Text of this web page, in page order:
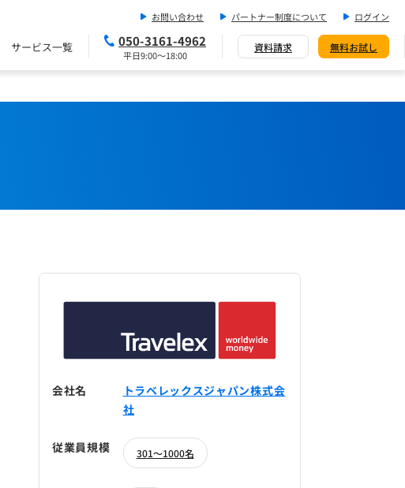
お問い合わせ パートナー制度について ログイン
サービス一覧 050-3161-4962
平日9:00～18:00
資料請求 無料お試し
会社名
トラベレックスジャパン株式会
社
従業員規模 301～1000名